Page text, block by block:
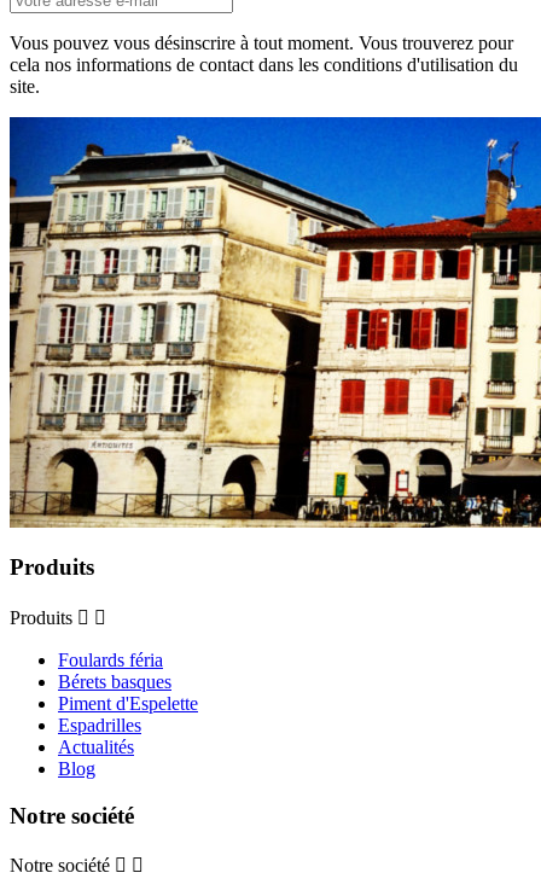
Vous pouvez vous désinscrire à tout moment. Vous trouverez pour
cela nos informations de contact dans les conditions d'utilisation du
site.
Produits
Produits  
Foulards féria
Bérets basques
Piment d'Espelette
Espadrilles
Actualités
Blog
Notre société
Notre société  